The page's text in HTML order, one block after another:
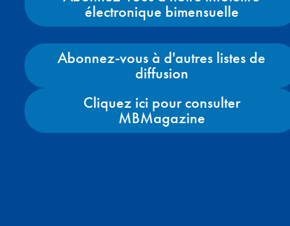
électronique bimensuelle
Abonnez-vous à d'autres listes de
diffusion
Cliquez ici pour consulter
MBMagazine